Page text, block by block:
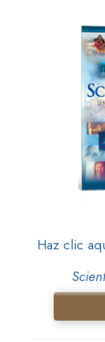
Haz clic